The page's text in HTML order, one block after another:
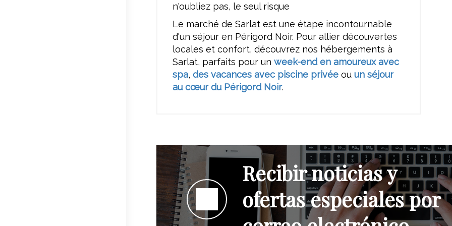
n'oubliez pas, le seul risque
Le marché de Sarlat est une étape incontournable
d'un séjour en Périgord Noir. Pour allier découvertes
locales et confort, découvrez nos hébergements à
Sarlat, parfaits pour un week-end en amoureux avec
spa, des vacances avec piscine privée ou un séjour
au cœur du Périgord Noir.
Recibir noticias y
ofertas especiales por